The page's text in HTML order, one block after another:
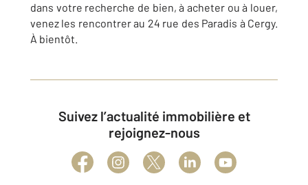
dans votre recherche de bien, à acheter ou à louer,
venez les rencontrer au 24 rue des Paradis à Cergy.
À bientôt.
Suivez l’actualité immobilière et
rejoignez-nous